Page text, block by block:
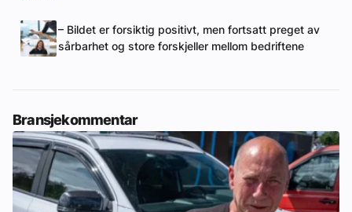
– Bildet er forsiktig positivt, men fortsatt preget av
sårbarhet og store forskjeller mellom bedriftene
Bransjekommentar